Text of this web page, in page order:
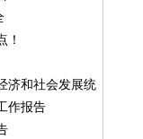
！
济和社会发展统
作报告